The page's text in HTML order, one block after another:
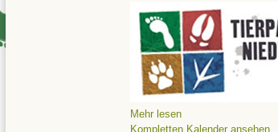
Mehr lesen
Kompletten Kalender ansehen